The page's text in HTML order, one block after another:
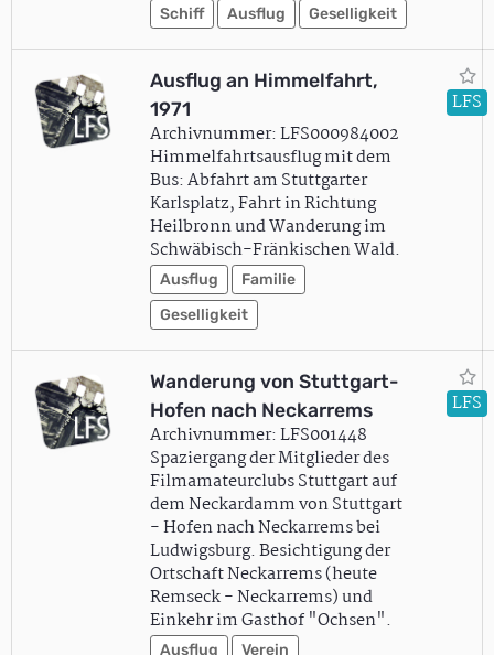
Schiff Ausflug Geselligkeit
Ausflug an Himmelfahrt,
1971
Archivnummer: LFS000984002
Himmelfahrtsausflug mit dem
Bus: Abfahrt am Stuttgarter
Karlsplatz, Fahrt in Richtung
Heilbronn und Wanderung im
Schwäbisch-Fränkischen Wald.
Ausflug
Familie
Geselligkeit
LFS
Wanderung von Stuttgart-
Hofen nach Neckarrems
Archivnummer: LFS001448
Spaziergang der Mitglieder des
Filmamateurclubs Stuttgart auf
dem Neckardamm von Stuttgart
- Hofen nach Neckarrems bei
Ludwigsburg. Besichtigung der
Ortschaft Neckarrems (heute
Remseck - Neckarrems) und
Einkehr im Gasthof "Ochsen".
Ausflug Verein
LFS